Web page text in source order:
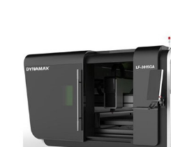
Contacto